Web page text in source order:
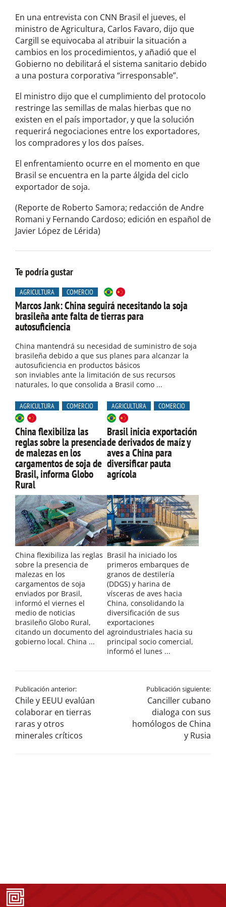
En una entrevista con CNN Brasil el jueves, el
ministro de Agricultura, Carlos ​Favaro, dijo que
Cargill se equivocaba ‌al atribuir la situación a
cambios en los procedimientos, y añadió que el
Gobierno no debilitará el ​sistema sanitario debido
a una postura corporativa “irresponsable”.
El ministro dijo que el cumplimiento del protocolo
restringe las semillas de malas hierbas que no
existen ⁠en el país importador, y que la solución
requerirá negociaciones entre los exportadores,
los compradores y los dos países.
El enfrentamiento ocurre en el momento en que
Brasil se encuentra en la parte álgida del ciclo
exportador de soja.
(Reporte de Roberto Samora; redacción de Andre
Romani y Fernando Cardoso; edición en español de
​Javier López de Lérida)
Te podría gustar
AGRICULTURA COMERCIO
Marcos Jank: China seguirá necesitando la soja
brasileña ante falta de tierras para
autosuficiencia
China mantendrá su necesidad de suministro de soja
brasileña debido a que sus planes para alcanzar la
autosuficiencia en productos básicos
son inviables ante la limitación de sus recursos
naturales, lo que consolida a Brasil como ...
AGRICULTURA COMERCIO
China flexibiliza las
reglas sobre la presencia
de malezas en los
cargamentos de soja de
Brasil, informa Globo
Rural
China flexibiliza las reglas
sobre la presencia de
malezas en los
cargamentos de soja
enviados por Brasil,
informó el viernes el
medio de noticias
brasileño Globo Rural,
citando un documento del
gobierno local. China ...
AGRICULTURA COMERCIO
Brasil inicia exportación
de derivados de maíz y
aves a China para
diversificar pauta
agrícola
Brasil ha iniciado los
primeros embarques de
granos de destilería
(DDGS) y harina de
vísceras de aves hacia
China, consolidando la
diversificación de sus
exportaciones
agroindustriales hacia su
principal socio comercial,
informó el lunes ...
Publicación anterior:
Chile y EEUU evalúan
colaborar en tierras
raras y otros
minerales críticos
Publicación siguiente:
Canciller cubano
dialoga con sus
homólogos de China
y Rusia